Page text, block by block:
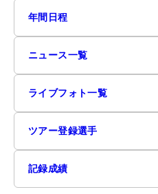
年間日程
ニュース一覧
ライブフォト一覧
ツアー登録選手
記録成績